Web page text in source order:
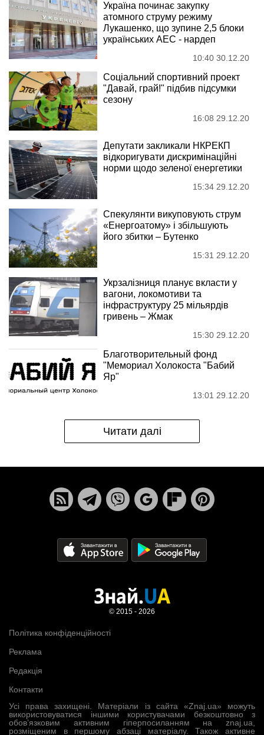
Україна починає закупку
атомного струму режиму
Лукашенко, що зупине 2,5 блоки
українських АЕС - нардеп
10:40 30.12.20
Соціальний спортивний проект
"Давай, грай!" підбив підсумки
сезону
16:08 29.12.20
Депутати закликали НКРЕКП
відкоригувати дискримінаційні
норми щодо зеленої енергетики
15:34 29.12.20
Спекулянти викуповують струм
«Енергоатому» і збільшують
його збитки – Бутенко
15:31 29.12.20
Укрзалізниця планує вкласти у
вагони, локомотиви та
інфраструктуру 25 мільярдів
гривень – Жмак
15:30 29.12.20
Благотворительный фонд
"Мемориал Холокоста "Бабий
Яр"
13:01 29.12.20
Читати далі
Усі права захищені. Матеріали із сайта «Znaj.ua» можуть
використовуватися іншими користувачами безкоштовно з
обов’язковим активним гіперпосиланням на znaj.ua,
розміщеним в першому абзаці матеріалу. Також активне
Політика конфіденційності
Реклама
Редакція
Контакти
© 2015 - 2026